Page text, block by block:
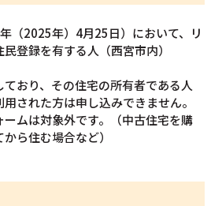
（2025年）4月25日）において、リ
登録を有する人（西宮市内）
おり、その住宅の所有者である人
された方は申し込みできません。
ムは対象外です。（中古住宅を購
ら住む場合など）